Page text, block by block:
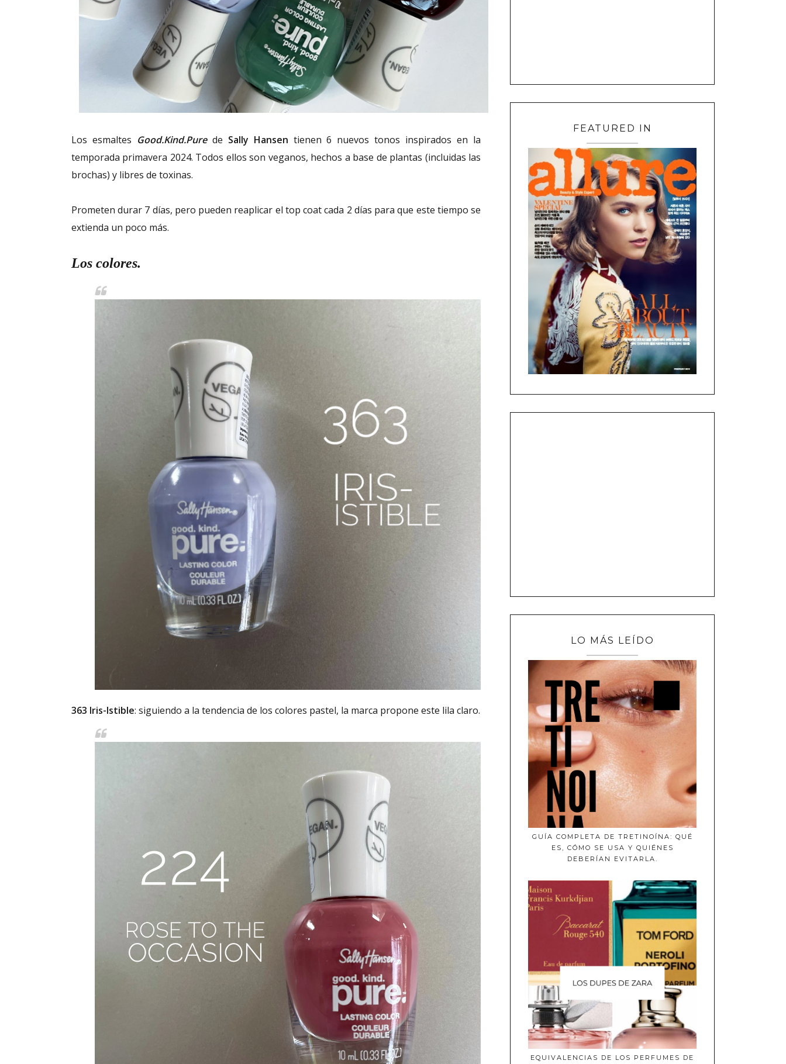
Los esmaltes Good.Kind.Purede Sally Hansen tienen 6 nuevos tonos inspirados en la
temporada primavera 2024. Todos ellos son veganos, hechos a base de plantas (incluidas las
brochas) y libres de toxinas.
Prometen durar 7 días, pero pueden reaplicar el top coat cada 2 días para que este tiempo se
extienda un poco más.
Los colores.
363 Iris-Istible: siguiendo a la tendencia de los colores pastel, la marca propone este lila claro.
FEATURED IN
LO MÁS LEÍDO
GUÍA COMPLETA DE TRETINOÍNA: QUÉ
ES, CÓMO SE USA Y QUIÉNES
DEBERÍAN EVITARLA.
EQUIVALENCIAS DE LOS PERFUMES DE